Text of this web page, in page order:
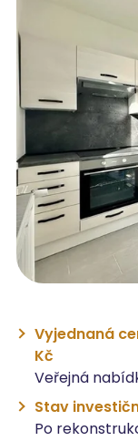
Vyjednaná
Kč
Veřejná
Stav
Po